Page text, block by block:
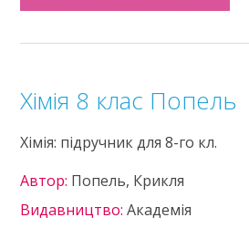
Хімія 8 клас Попель
Хімія: підручник для 8-го кл.
Автор: Попель, Крикля
Видавництво:Академія